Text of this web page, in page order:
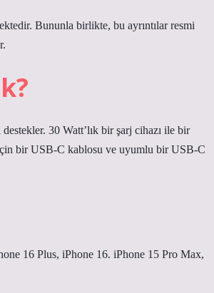
Bununla birlikte, bu ayrıntılar resmi
30 Watt’lık bir şarj cihazı ile bir
için bir USB-C kablosu ve uyumlu bir USB-C
16 Plus, iPhone 16. iPhone 15 Pro Max,